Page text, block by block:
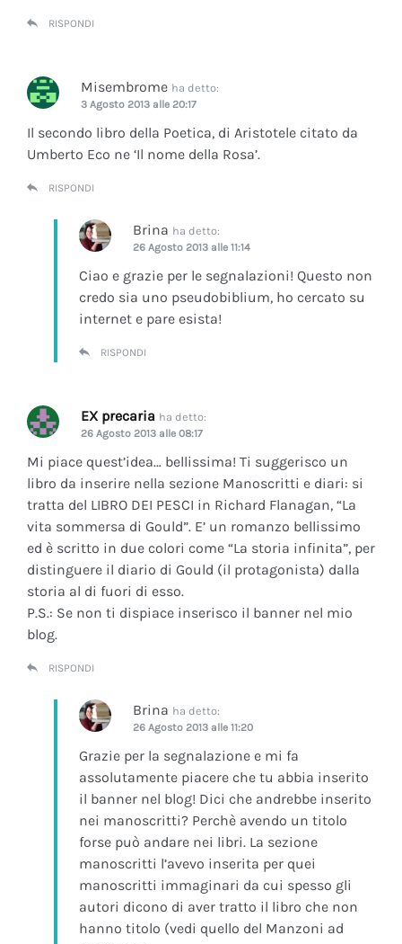
RISPONDI
Misembrome ha detto:
3 Agosto 2013 alle 20:17
Il secondo libro della Poetica, di Aristotele citato da
Umberto Eco ne ‘Il nome della Rosa’.
RISPONDI
Brina ha detto:
26 Agosto 2013 alle 11:14
Ciao e grazie per le segnalazioni! Questo non
credo sia uno pseudobiblium, ho cercato su
internet e pare esista!
RISPONDI
EX precaria ha detto:
26 Agosto 2013 alle 08:17
Mi piace quest’idea… bellissima! Ti suggerisco un
libro da inserire nella sezione Manoscritti e diari: si
tratta del LIBRO DEI PESCI in Richard Flanagan, “La
vita sommersa di Gould”. E’ un romanzo bellissimo
ed è scritto in due colori come “La storia infinita”, per
distinguere il diario di Gould (il protagonista) dalla
storia al di fuori di esso.
P.S.: Se non ti dispiace inserisco il banner nel mio
blog.
RISPONDI
Brina ha detto:
26 Agosto 2013 alle 11:20
Grazie per la segnalazione e mi fa
assolutamente piacere che tu abbia inserito
il banner nel blog! Dici che andrebbe inserito
nei manoscritti? Perchè avendo un titolo
forse può andare nei libri. La sezione
manoscritti l’avevo inserita per quei
manoscritti immaginari da cui spesso gli
autori dicono di aver tratto il libro che non
hanno titolo (vedi quello del Manzoni ad